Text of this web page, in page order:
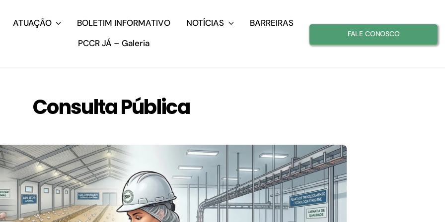
ATUAÇÃO BOLETIM INFORMATIVO NOTÍCIAS
BARREIRAS
PCCR JÁ – Galeria
FALE CONOSCO
Consulta Pública